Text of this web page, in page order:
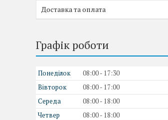
Доставка та оплата
Графік роботи
Понеділок 08:00
17:30
Вівторок
08:00
17:00
Середа
08:00
18:00
Четвер
08:00
18:00